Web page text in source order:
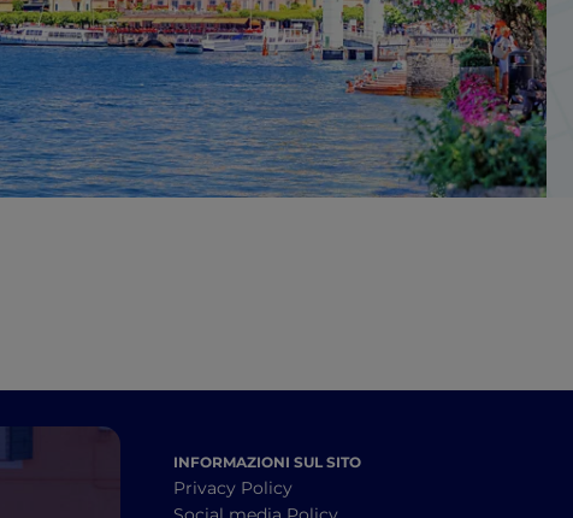
INFORMAZIONI SUL SITO
Privacy Policy